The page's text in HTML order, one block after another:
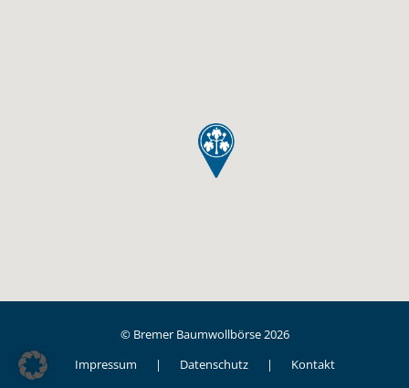
© Bremer Baumwollbörse 2026
Impressum
Datenschutz Kontakt